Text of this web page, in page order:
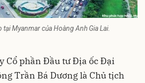
tại Myanmar của Hoàng Anh Gia Lai.
Cổ phần Đầu tư Địa ốc Đại
Trần Bá Dương là Chủ tịch